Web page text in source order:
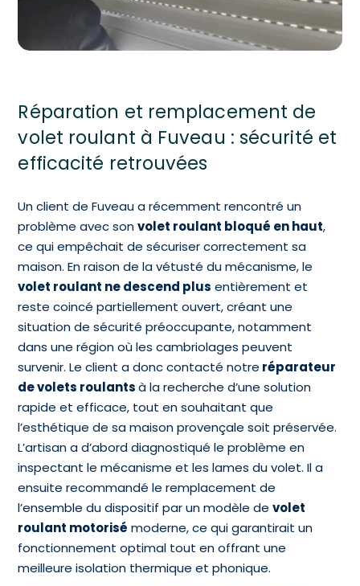
Réparation et remplacement de
volet roulant à Fuveau : sécurité et
efficacité retrouvées
Un client de Fuveau a récemment rencontré un
problème avec sonvolet roulant bloqué en haut,
ce qui empêchait de sécuriser correctement sa
maison. En raison de la vétusté du mécanisme, le
volet roulant ne descend plus entièrement et
reste coincé partiellement ouvert, créant une
situation de sécurité préoccupante, notamment
dans une région où les cambriolages peuvent
survenir. Le client a donc contacté notre réparateur
de volets roulantsà la recherche d’une solution
rapide et efficace, tout en souhaitant que
l’esthétique de sa maison provençale soit préservée.
L’artisan a d’abord diagnostiqué le problème en
inspectant le mécanisme et les lames du volet. Il a
ensuite recommandé le remplacement de
l’ensemble du dispositif par un modèle devolet
roulant motorisé moderne, ce qui garantirait un
fonctionnement optimal tout en offrant une
meilleure isolation thermique et phonique.